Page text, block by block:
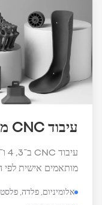
עיבוד CNC מותאם אישית
מותאמים אישית לפי
אלומיניום, פלדה,